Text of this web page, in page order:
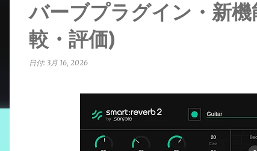
バーブプラグイン・新
較・評価)
日付: 3月 16, 2026